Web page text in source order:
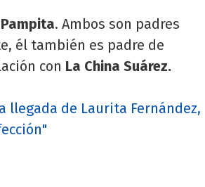
Pampita. Ambos son padres
él también es padre de
con La China Suárez.
llegada de Laurita Fernández,